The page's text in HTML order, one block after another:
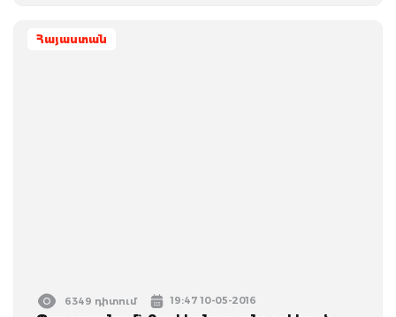
Հայաստան
6349 դիտում 19:47 10-05-2016